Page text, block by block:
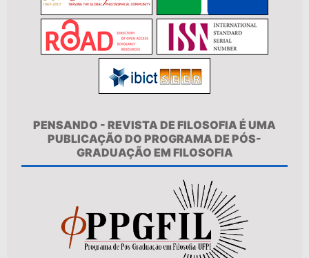
PENSANDO - REVISTA DE FILOSOFIA É UMA
PUBLICAÇÃO DO PROGRAMA DE PÓS-
GRADUAÇÃO EM FILOSOFIA